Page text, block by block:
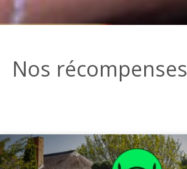
Nos récompenses